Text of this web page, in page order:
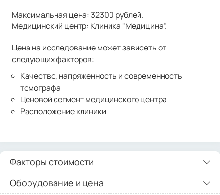
Максимальная цена: 32300 рублей.
Медицинский центр: Клиника "Медицина".
Цена на исследование может зависеть от
следующих факторов:
Качество, напряженность и современность
томографа
Ценовой сегмент медицинского центра
Расположение клиники
Факторы стоимости
Оборудование и цена